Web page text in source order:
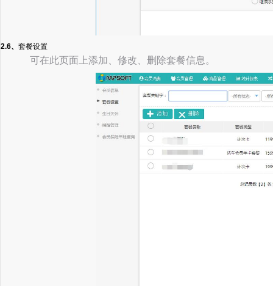
2.6、 套餐设置
可在此页面上添加、修改、删除套餐信息。